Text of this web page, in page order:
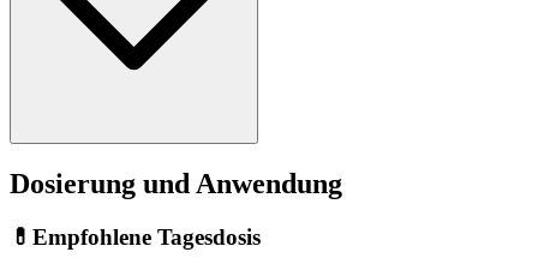
Dosierung und Anwendung
💊 Empfohlene Tagesdosis